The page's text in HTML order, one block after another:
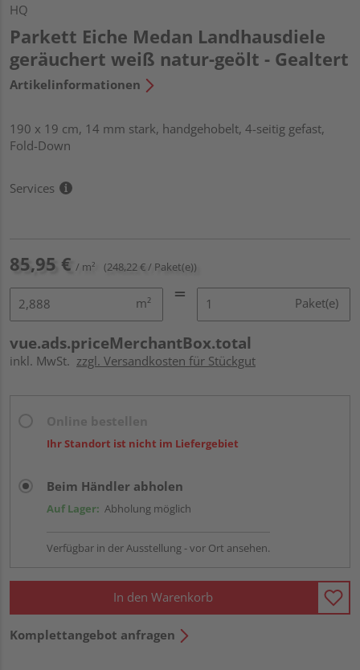
HQ
Parkett Eiche Medan Landhausdiele
geräuchert weiß natur-geölt - Gealtert
Artikelinformationen
190 x 19 cm, 14 mm stark, handgehobelt, 4-seitig gefast,
Fold-Down
Services
85,95 € / m² (248,22 € / Paket(e))
m² Paket(e)
vue.ads.priceMerchantBox.total
inkl. MwSt. zzgl. Versandkosten für Stückgut
Ihr Standort ist nicht im Liefergebiet
Beim Händler abholen
Auf Lager: Abholung möglich
Verfügbar in der Ausstellung - vor Ort ansehen.
In den Warenkorb
Komplettangebot anfragen